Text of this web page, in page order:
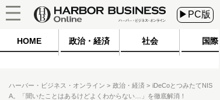
▶PC版
HOME 政治・経済 社会 国際
ハーバー・ビジネス・オンライン 政治・経済
iDeCoとつみたてNIS
A。「聞いたことはあるけどよくわからない…」を徹底解消！